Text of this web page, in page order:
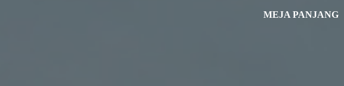
MEJA PANJANG